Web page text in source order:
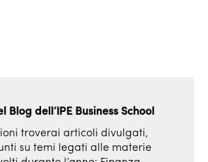
Blog dell’IPE Business School
troverai articoli divulgati,
su temi legati alle materie